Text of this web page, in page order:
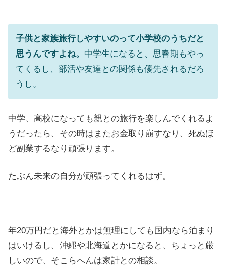
子供と家族旅行しやすいのって小学校のうちだと
思うんですよね。 中学生になると、思春期もやっ
てくるし、部活や友達との関係も優先されるだろ
うし。
中学、高校になっても親との旅行を楽しんでくれるよ
うだったら、その時はまたお金取り崩すなり、死ぬほ
ど副業するなり頑張ります。
たぶん未来の自分が頑張ってくれるはず。
年20万円だと海外とかは無理にしても国内なら泊まり
はいけるし、沖縄や北海道とかになると、ちょっと厳
しいので、そこらへんは家計との相談。